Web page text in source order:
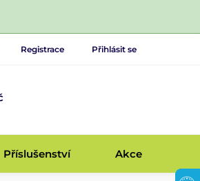
Registrace Přihlásit se
Příslušenství Akce